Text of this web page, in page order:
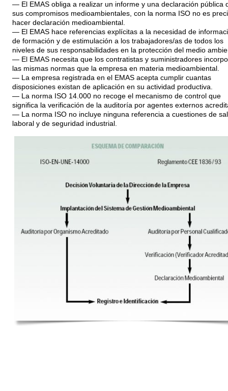
— El EMAS obliga a realizar un informe y una declaración pública
sus compromisos medioambientales, con la norma ISO no es
hacer declaración medioambiental.
— El EMAS hace referencias explícitas a la necesidad de
de formación y de estimulación a los trabajadores/as de todos los
niveles de sus responsabilidades en la protección del medio
— El EMAS necesita que los contratistas y suministradores
las mismas normas que la empresa en materia medioambiental.
— La empresa registrada en el EMAS acepta cumplir cuantas
disposiciones existan de aplicación en su actividad productiva.
— La norma ISO 14.000 no recoge el mecanismo de control que
significa la verificación de la auditoría por agentes externos
— La norma ISO no incluye ninguna referencia a cuestiones de
laboral y de seguridad industrial.